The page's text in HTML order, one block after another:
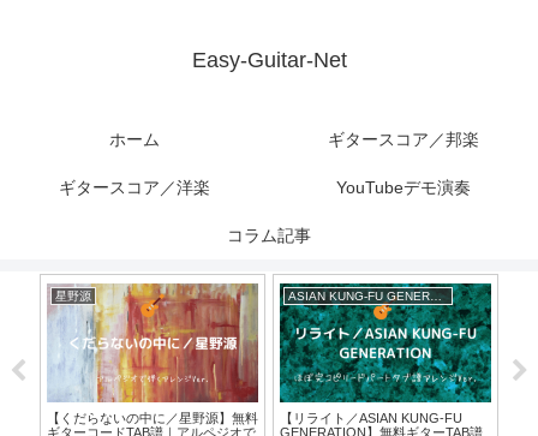
Easy-Guitar-Net
ホーム ギタースコア／邦楽
ギタースコア／洋楽 YouTubeデモ演奏
コラム記事
星野源
【くだらないの中に／星野源】無料
ギターコードTAB譜｜アルペジオで
ASIAN KUNG-FU GENERATION
【リライト／ASIAN KUNG-FU
GENERATION】無料ギターTAB譜